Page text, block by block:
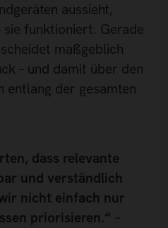
aussieht,
funktioniert. Gerade
maßgeblich
– und damit über den
entlang der gesamten
dass relevante
und verständlich
nicht einfach nur
priorisieren.“